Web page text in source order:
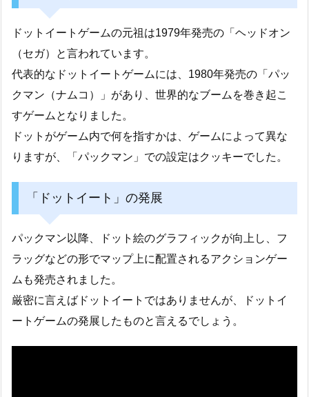
ドットイートゲームの元祖は1979年発売の「ヘッドオン
（セガ）と言われています。
代表的なドットイートゲームには、1980年発売の「パッ
クマン（ナムコ）」があり、世界的なブームを巻き起こ
すゲームとなりました。
ドットがゲーム内で何を指すかは、ゲームによって異な
りますが、「パックマン」での設定はクッキーでした。
「ドットイート」の発展
パックマン以降、ドット絵のグラフィックが向上し、フ
ラッグなどの形でマップ上に配置されるアクションゲー
ムも発売されました。
厳密に言えばドットイートではありませんが、ドットイ
ートゲームの発展したものと言えるでしょう。